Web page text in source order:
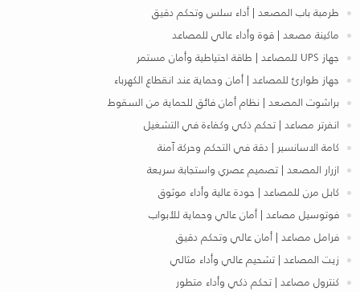
طرمبة باب المصعد | أداء سلس وتحكم دقيق
ماكينة مصعد | قوة وأداء عالي للمصاعد
جهاز UPS للمصاعد | طاقة احتياطية وأمان مستمر
جهاز طوارئ للمصاعد | أمان وحماية عند انقطاع الكهرباء
براشوت المصعد | نظام أمان فائق للحماية من السقوط
انفرتر مصاعد | تحكم ذكي وكفاءة في التشغيل
كامة الاسانسير | دقة في التحكم وحركة آمنة
ازرار المصعد | تصميم عصري واستجابة سريعة
كابل مرن للمصاعد | جودة عالية وأداء موثوق
فوتوسيل مصاعد | أمان عالي وحماية للأبواب
فرامل مصاعد | أمان عالي وتحكم دقيق
زيت المصاعد | تشحيم عالي وأداء مثالي
كنترول مصاعد | تحكم ذكي وأداء متطور